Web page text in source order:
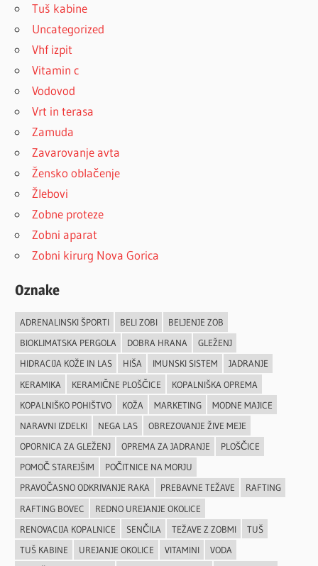
Tuš kabine
Uncategorized
Vhf izpit
Vitamin c
Vodovod
Vrt in terasa
Zamuda
Zavarovanje avta
Žensko oblačenje
Žlebovi
Zobne proteze
Zobni aparat
Zobni kirurg Nova Gorica
Oznake
ADRENALINSKI ŠPORTI BELI ZOBI
BELJENJE ZOB
BIOKLIMATSKA PERGOLA
DOBRA HRANA
GLEŽENJ
HIDRACIJA KOŽE IN LAS
HIŠA IMUNSKI SISTEM
JADRANJE
KERAMIKA
KERAMIČNE PLOŠČICE
KOPALNIŠKA OPREMA
KOPALNIŠKO POHIŠTVO
KOŽA MARKETING
MODNE MAJICE
NARAVNI IZDELKI
NEGA LAS
OBREZOVANJE ŽIVE MEJE
OPORNICA ZA GLEŽENJ
OPREMA ZA JADRANJE
PLOŠČICE
POMOČ STAREJŠIM
POČITNICE NA MORJU
PRAVOČASNO ODKRIVANJE RAKA
PREBAVNE TEŽAVE
RAFTING
RAFTING BOVEC
REDNO UREJANJE OKOLICE
RENOVACIJA KOPALNICE
SENČILA TEŽAVE Z ZOBMI
TUŠ
TUŠ KABINE
UREJANJE OKOLICE VITAMINI
VODA